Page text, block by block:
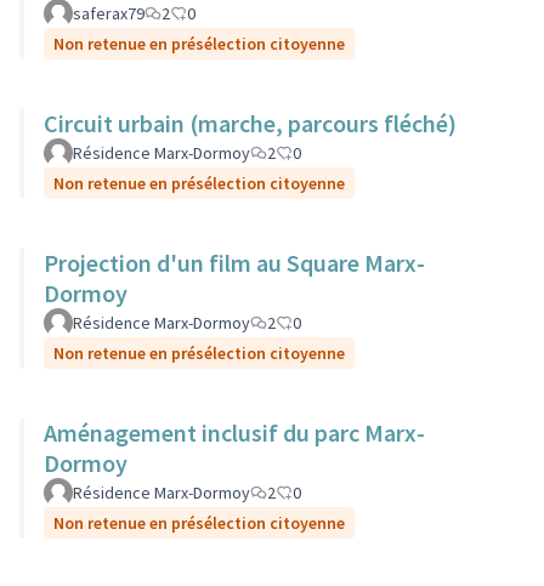
saferax79 2
0
Non retenue en présélection citoyenne
Circuit urbain (marche, parcours fléché)
Résidence Marx-Dormoy 2
0
Non retenue en présélection citoyenne
Projection d'un film au Square Marx-
Dormoy
Résidence Marx-Dormoy 2
0
Non retenue en présélection citoyenne
Aménagement inclusif du parc Marx-
Dormoy
Résidence Marx-Dormoy 2
0
Non retenue en présélection citoyenne